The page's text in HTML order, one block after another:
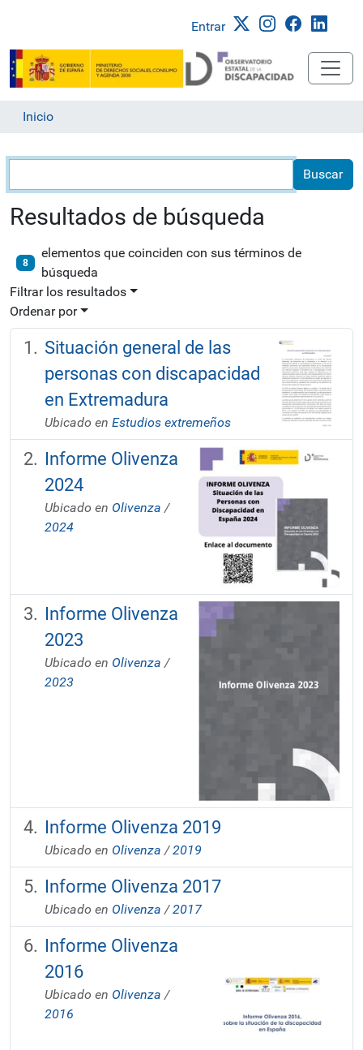
Entrar
Inicio
Resultados de búsqueda
8
elementos que coinciden con sus términos de
búsqueda
Filtrar los resultados
Ordenar por
Situación general de las
personas con discapacidad
en Extremadura
Ubicado en Estudios extremeños
Informe Olivenza
2024
Ubicado en Olivenza /
2024
Informe Olivenza
2023
Ubicado en Olivenza /
2023
Informe Olivenza 2019
Ubicado en Olivenza /2019
Informe Olivenza 2017
Ubicado en Olivenza /2017
Informe Olivenza
2016
Ubicado en Olivenza /
2016